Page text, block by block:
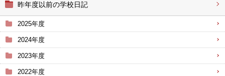
昨年度以前の学校日記
2025年度
2024年度
2023年度
2022年度